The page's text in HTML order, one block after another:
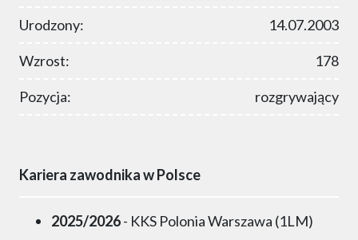
Urodzony: 14.07.2003
Wzrost: 178
Pozycja: rozgrywający
Kariera zawodnika w Polsce
2025/2026- KKS Polonia Warszawa (1LM)